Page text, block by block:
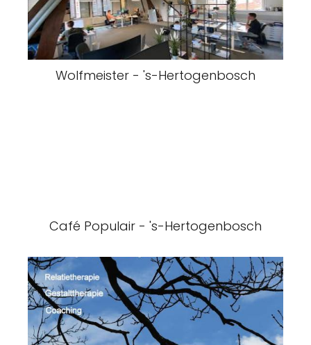
Wolfmeister - 's-Hertogenbosch
Café Populair - 's-Hertogenbosch